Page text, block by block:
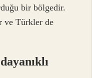
bir bölgedir.
ve Türkler de